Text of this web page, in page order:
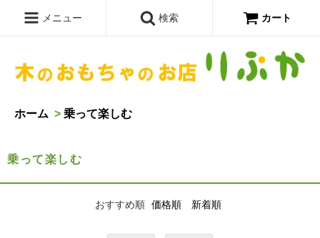
メニュー 検索 カート
ホーム > 乗って楽しむ
乗って楽しむ
おすすめ順 価格順 新着順